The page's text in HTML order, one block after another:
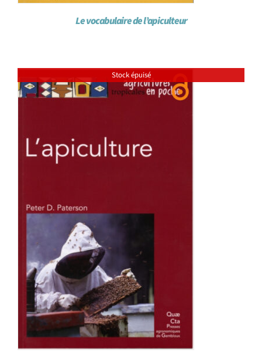
Le vocabulaire de l’apiculteur
Stock épuisé